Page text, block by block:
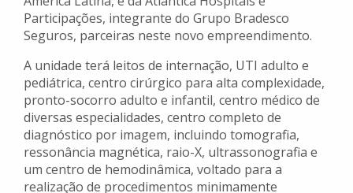
Participações, integrante do Grupo Bradesco
Seguros, parceiras neste novo empreendimento.
A unidade terá leitos de internação, UTI adulto e
pediátrica, centro cirúrgico para alta complexidade,
pronto-socorro adulto e infantil, centro médico de
diversas especialidades, centro completo de
diagnóstico por imagem, incluindo tomografia,
ressonância magnética, raio-X, ultrassonografia e
um centro de hemodinâmica, voltado para a
realização de procedimentos minimamente